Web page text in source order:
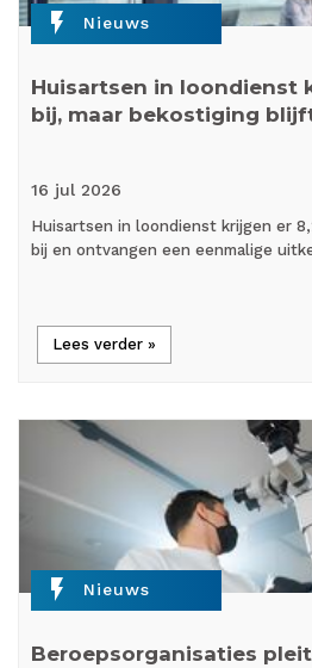
flash_on Nieuws
Huisartsen in loondienst
bij, maar bekostiging
16 jul 2026
Huisartsen in loondienst krijgen er
bij en ontvangen een eenmalige
Lees verder »
flash_on Nieuws
Beroepsorganisaties